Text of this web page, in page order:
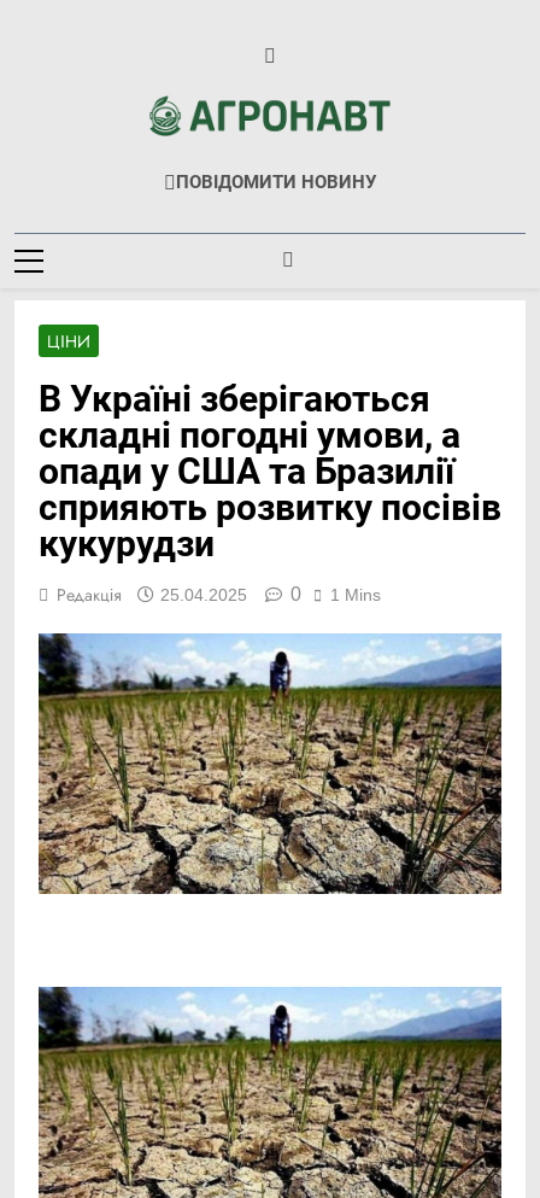
Агронавт
Новини Українського Агробізнесу
ПОВІДОМИТИ НОВИНУ
ЦІНИ
В Україні зберігаються
складні погодні умови, а
опади у США та Бразилії
сприяють розвитку посівів
кукурудзи
Редакція 25.04.2025 0 1 Mins
Link